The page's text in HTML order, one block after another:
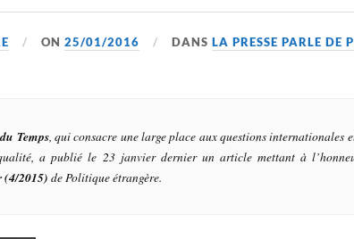
ON25/01/2016 DANSLA PRESSE PARLE DE
Temps, qui consacre une large place aux questions internationales
a publié le 23 janvier dernier un article mettant à
(4/2015) dePolitique étrangère.